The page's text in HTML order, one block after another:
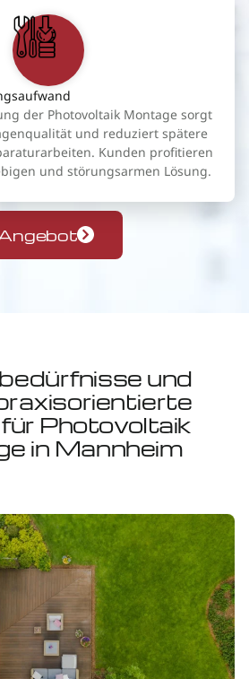
der Photovoltaik Montage sorgt
und reduziert spätere
Kunden profitieren
und störungsarmen Lösung.
und
Photovoltaik
in Mannheim